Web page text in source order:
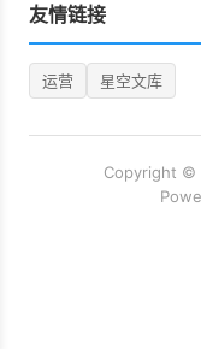
友情链接
运营 星空文库
Copyright ©